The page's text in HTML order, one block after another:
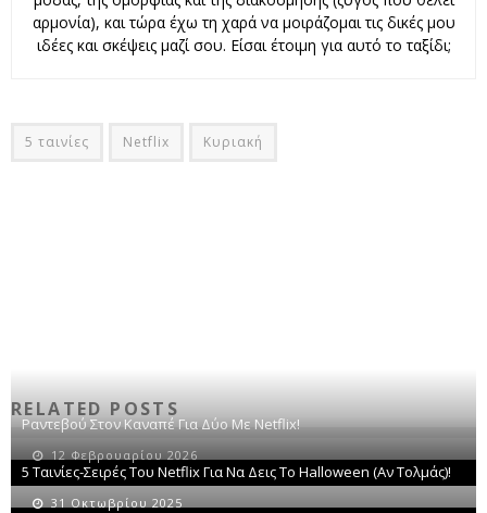
αρμονία), και τώρα έχω τη χαρά να μοιράζομαι τις δικές μου
ιδέες και σκέψεις μαζί σου. Είσαι έτοιμη για αυτό το ταξίδι;
5 ταινίες Netflix Κυριακή
RELATED POSTS
Ραντεβού Στον Καναπέ Για Δύο Με Netflix!
12 Φεβρουαρίου 2026
5 Ταινίες-Σειρές Του Netflix Για Να Δεις Το Halloween (αν Τολμάς)!
31 Οκτωβρίου 2025